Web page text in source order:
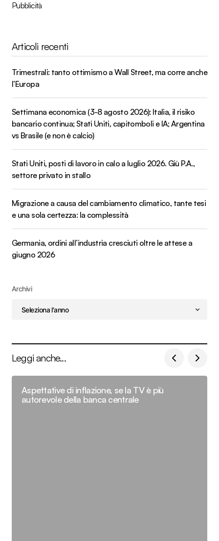
Pubblicità
Articoli recenti
Trimestrali: tanto ottimismo a Wall Street, ma corre anche
l’Europa
Settimana economica (3-8 agosto 2026): Italia, il risiko
bancario continua; Stati Uniti, capitomboli e IA; Argentina
vs Brasile (e non è calcio)
Stati Uniti, posti di lavoro in calo a luglio 2026. Giù P.A.,
settore privato in stallo
Migrazione a causa del cambiamento climatico, tante tesi
e una sola certezza: la complessità
Germania, ordini all’industria cresciuti oltre le attese a
giugno 2026
Archivi
Leggi anche...
Aspettative di inflazione, se la TV è più
autorevole della banca centrale